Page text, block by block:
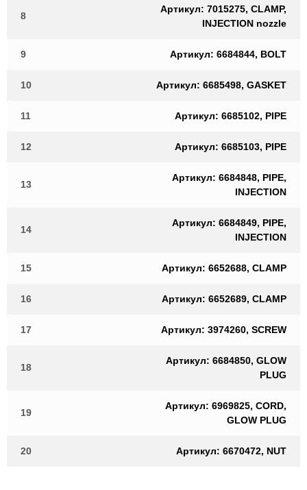
8
Артикул: 7015275, CLAMP,
INJECTION nozzle
9 Артикул: 6684844, BOLT
10 Артикул: 6685498, GASKET
11 Артикул: 6685102, PIPE
12 Артикул: 6685103, PIPE
13
Артикул: 6684848, PIPE,
INJECTION
14
Артикул: 6684849, PIPE,
INJECTION
15 Артикул: 6652688, CLAMP
16 Артикул: 6652689, CLAMP
17 Артикул: 3974260, SCREW
18
Артикул: 6684850, GLOW
PLUG
19
Артикул: 6969825, CORD,
GLOW PLUG
20 Артикул: 6670472, NUT